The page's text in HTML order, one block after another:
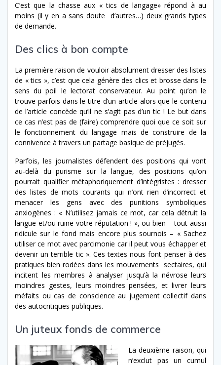
C’est que la chasse aux « tics de langage» répond à au
moins (il y en a sans doute d’autres…) deux grands types
de demande.
Des clics à bon compte
La première raison de vouloir absolument dresser des listes
de « tics », c’est que cela génère des clics et brosse dans le
sens du poil le lectorat conservateur. Au point qu’on le
trouve parfois dans le titre d’un article alors que le contenu
de l’article concède qu’il ne s’agit pas d’un tic ! Le but dans
ce cas n’est pas de (faire) comprendre quoi que ce soit sur
le fonctionnement du langage mais de construire de la
connivence à travers un partage basique de préjugés.
Parfois, les journalistes défendent des positions qui vont
au-delà du purisme sur la langue, des positions qu’on
pourrait qualifier métaphoriquement d’intégristes : dresser
des listes de mots courants qui n’ont rien d’incorrect et
menacer les gens avec des punitions symboliques
anxiogènes : « N’utilisez jamais ce mot, car cela détruit la
langue et/ou ruine votre réputation ! », ou bien – tout aussi
ridicule sur le fond mais encore plus sournois – « Sachez
utiliser ce mot avec parcimonie car il peut vous échapper et
devenir un terrible tic ». Ces textes nous font penser à des
pratiques bien rodées dans les mouvements sectaires, qui
incitent les membres à analyser jusqu’à la névrose leurs
moindres gestes, leurs moindres pensées, et livrer leurs
méfaits ou cas de conscience au jugement collectif dans
des autocritiques publiques.
Un juteux fonds de commerce
La deuxième raison, qui
n’exclut pas un cumul